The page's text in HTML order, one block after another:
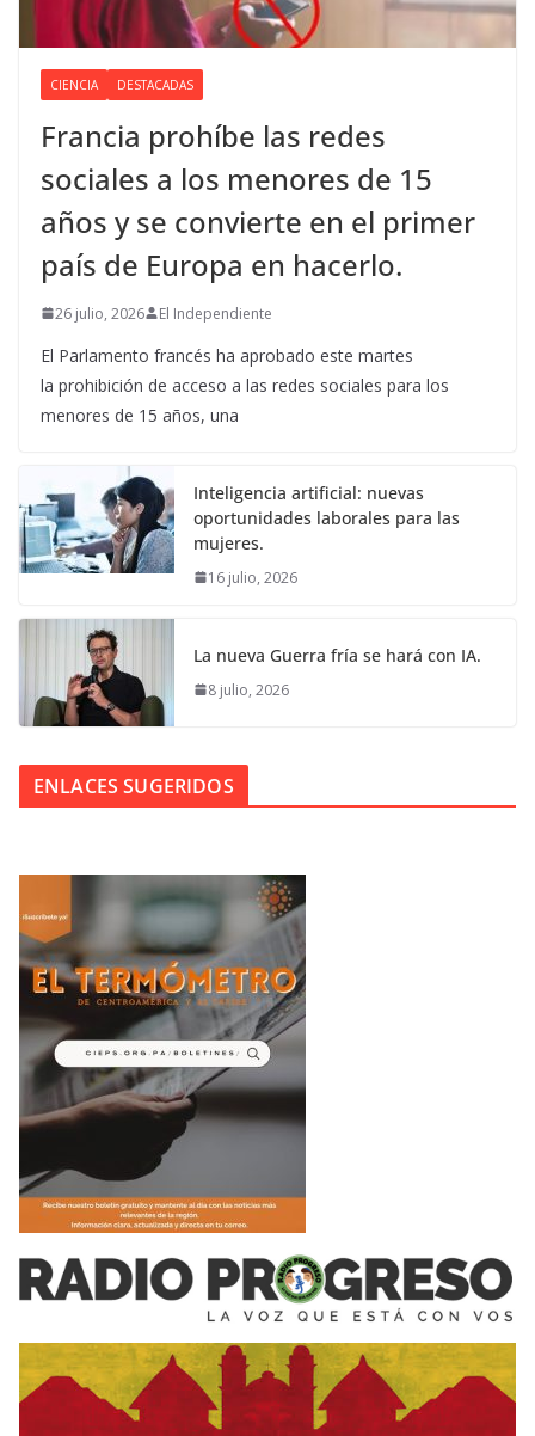
CIENCIA DESTACADAS
Francia prohíbe las redes
sociales a los menores de 15
años y se convierte en el primer
país de Europa en hacerlo.
26 julio, 2026 El Independiente
El Parlamento francés ha aprobado este martes
la prohibición de acceso a las redes sociales para los
menores de 15 años, una
Inteligencia artificial: nuevas
oportunidades laborales para las
mujeres.
16 julio, 2026
La nueva Guerra fría se hará con IA.
8 julio, 2026
ENLACES SUGERIDOS